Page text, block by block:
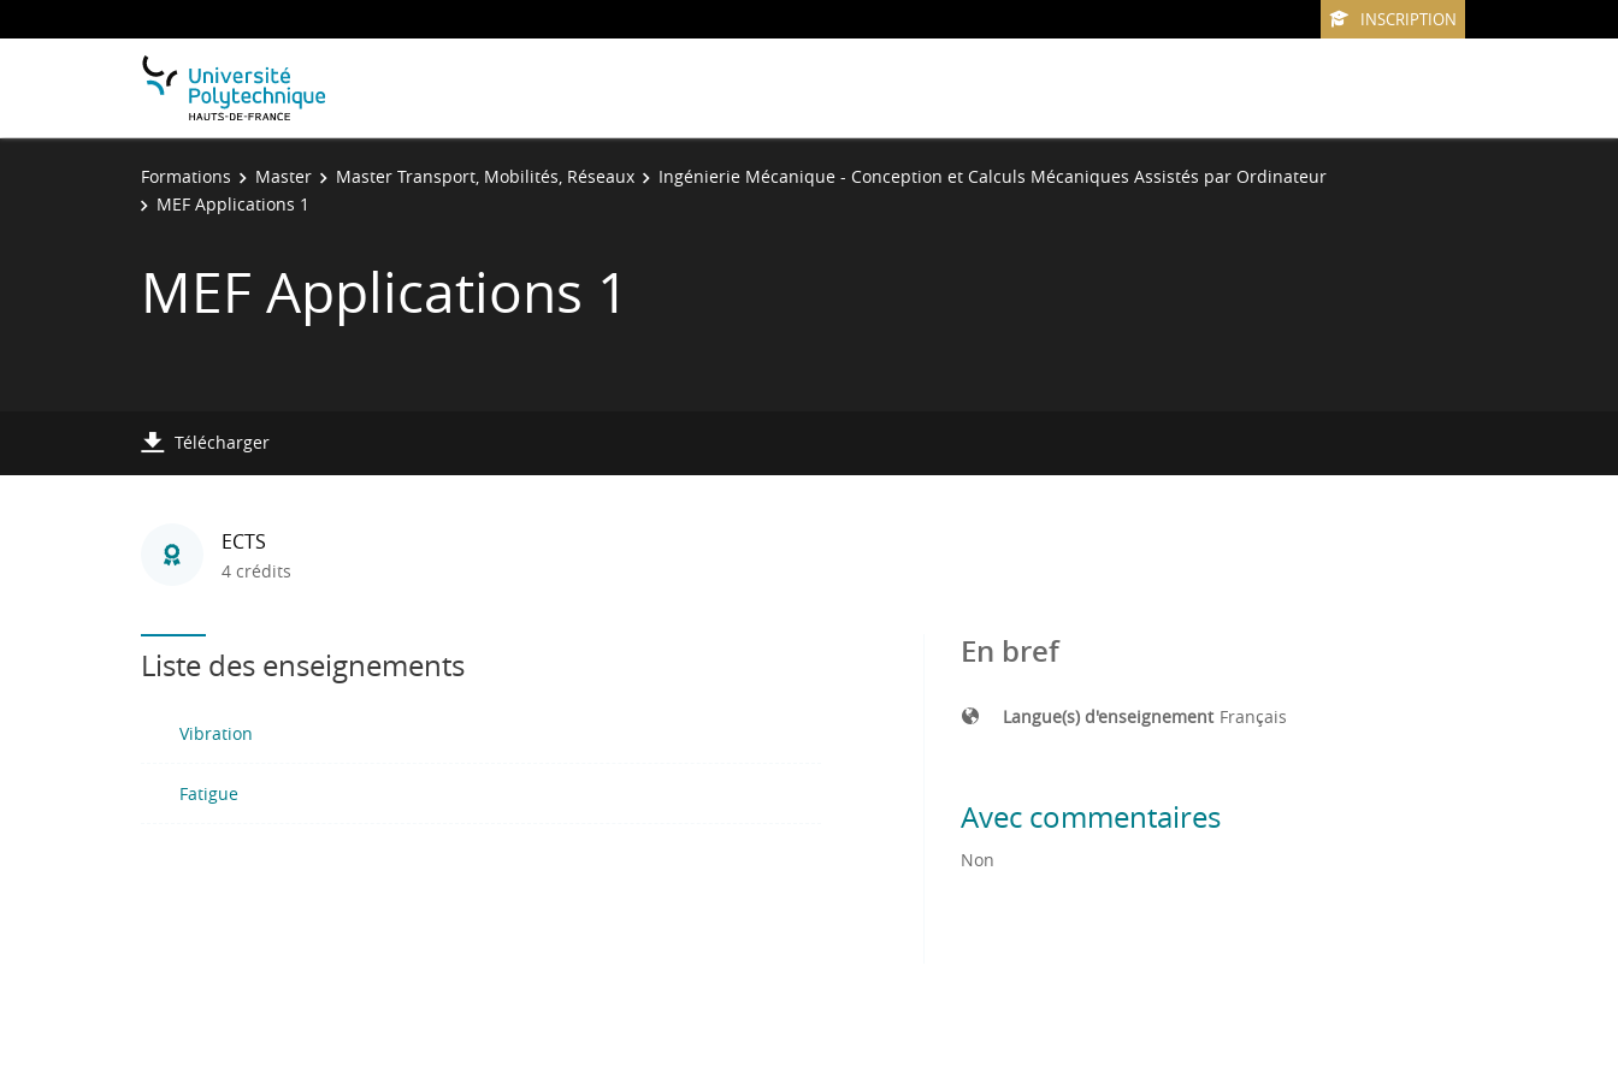
INSCRIPTION
Formations Master Master Transport, Mobilités, Réseaux
Ingénierie Mécanique - Conception et Calculs Mécaniques Assistés par Ordinateur
MEF Applications 1
MEF Applications 1
Télécharger
ECTS
4 crédits
Liste des enseignements
Vibration
Fatigue
En bref
Langue(s) d'enseignement Français
Avec commentaires
Non